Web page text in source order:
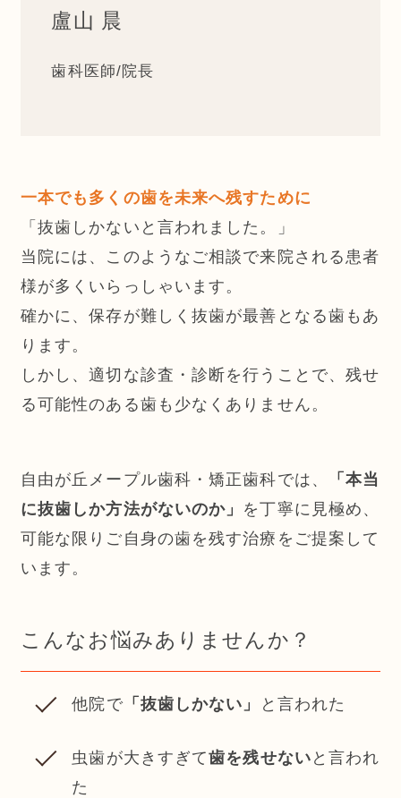
盧山 晨
歯科医師/院長
一本でも多くの歯を未来へ残すために
「抜歯しかないと言われました。」
当院には、このようなご相談で来院される患者
様が多くいらっしゃいます。
確かに、保存が難しく抜歯が最善となる歯もあ
ります。
しかし、適切な診査・診断を行うことで、残せ
る可能性のある歯も少なくありません。
自由が丘メープル歯科・矯正歯科では、
「本当
に抜歯しか方法がないのか」 を丁寧に見極め、
可能な限りご自身の歯を残す治療をご提案して
います。
こんなお悩みありませんか？
他院で「抜歯しかない」 と言われた
虫歯が大きすぎて歯を残せないと言われ
た